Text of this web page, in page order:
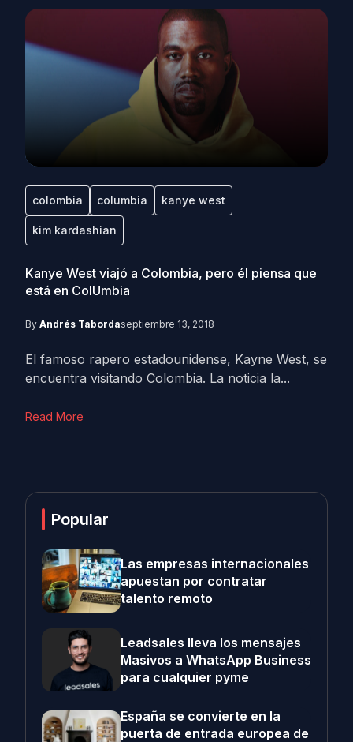
colombia columbia kanye west
kim kardashian
Kanye West viajó a Colombia, pero él piensa que
está en ColUmbia
By Andrés Tabordaseptiembre 13, 2018
El famoso rapero estadounidense, Kayne West, se
encuentra visitando Colombia. La noticia la...
Read More
Popular
Las empresas internacionales
apuestan por contratar
talento remoto
Leadsales lleva los mensajes
Masivos a WhatsApp Business
para cualquier pyme
España se convierte en la
puerta de entrada europea de